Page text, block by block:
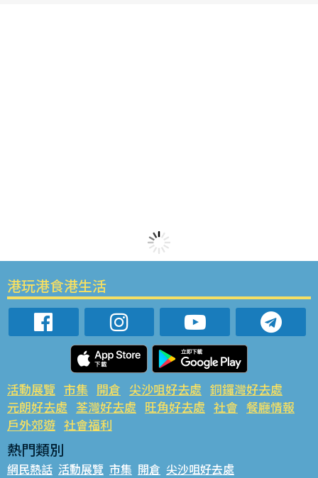
港玩港食港生活
活動展覽 市集 開倉 尖沙咀好去處 銅鑼灣好去處
元朗好去處 荃灣好去處 旺角好去處 社會 餐廳情報
戶外郊遊 社會福利
熱門類別
網民熱話 活動展覽 市集 開倉 尖沙咀好去處